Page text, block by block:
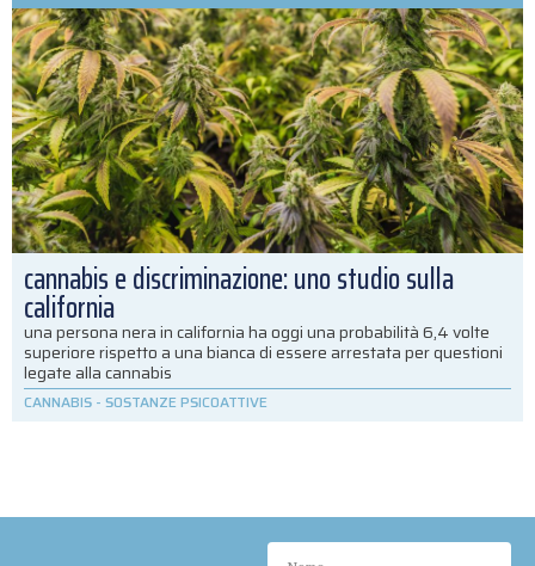
cannabis e discriminazione: uno studio sulla
california
una persona nera in california ha oggi una probabilità 6,4 volte
superiore rispetto a una bianca di essere arrestata per questioni
legate alla cannabis
CANNABIS - SOSTANZE PSICOATTIVE